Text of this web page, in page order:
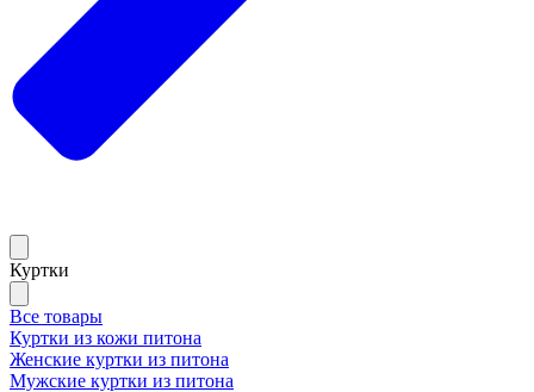
Куртки
Все товары
Куртки из кожи питона
Женские куртки из питона
Мужские куртки из питона